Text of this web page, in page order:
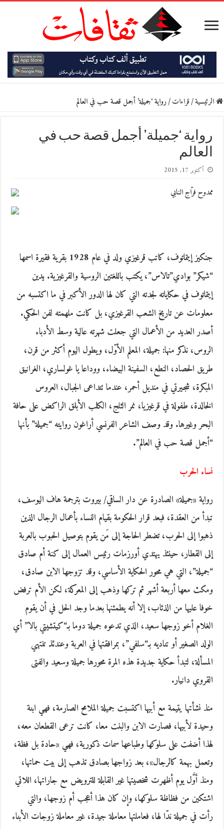
الرئيسية/قراءات/رواية ‘جميلة’ أجمل قصة حب في العالم
رواية ‘جميلة’ أجمل قصة حب في
العالم
أكتوبر 17, 2015
ممدوح فرّاج النابي
جنكيز إيتماتوف، كاتب قرغيزي ولد في عام 1928 بقرية فقيرة اسمها
“شيكر” بوادي”تالاس”، يكتب باللغتين الروسية والقرغيزية. يدين
إيتماتوف في حكاياته لجدته التي كان لها الدور الأكبر في ما اكتسبه من
معلومات عن تاريخ الشعب القرغيزي، بل كانت ملهمته لفن الحكي.
أصدر العديد من الأعمال التي جعلت شهرته عالية وسط الأدباء
الروس، نذكر منها: جميلة، المعلم الأوّل، ويطول اليوم أكثر من قرن،
طريق الحصاد، النطع، السفينة البيضاء، ووداعا يا غولساري، الغرانيق
المبكرة، شجيرتي في منديل أحمر، عندما تتداعى الجبال، العروس
الخالدة، طفولة في قرغيزيا، نمر الثلج، الكلب الأبلق الراكض على حافة
البحر وغيرها. وقد وصف الشاعر الفرنسي أراغون روايته “جميلة” بأنها
“أجمل قصة حب في العالم”.
نساء الحرب
رواية «جميلة» الصادرة عن دار الساقي/ بيروت بترجمة هاف اليوسف،
تبدأ من العقدة، فبعد قرار الحكومة بقيام النساء بأعمال الرجال الذين
ذهبوا إلى الحرب، تضطر الحاجة إلى مَن يقوم بتوصيل الحبوب بالعربة
إلى القطار، حينئذ يهتدي أورزمات رئيس العمال إلى كنة أم صادق
“جميلة”، التي هي محور الحكاية الأساسي، وقد تزوجها الابن صادق،
ومكث معها أربعة أشهر ثم تركها وذهب إلى المعركة، لكن الأم ترفض
خوفا عليها من الذئاب، إلا أنه يطمئنها بعدما وجد الحل في أن يقوم
الغلام أخو زوجها سعيد، الذي تدعوه جميلة دوما بـ“كيتشيتي بالا” أي
الولد الصغير أو تناديه بـ“سلفي”، بمرافقتها في العربة وعندئذ تنتهي
المسألة، لتبدأ حكاية جديدة هذه المرة محورها جميلة وسعيد والفتى
القروي دانيار.
منذ نشأتها يتيمة مع أبيها اكتسبت جميلة الملامح الصارمة، فهي ابنة
وحيدة لأبيها، فصارت الابن والبنت معا، كانت ترعى القطعان معه،
لهذا أضفت على سلوكها وطباعها سمات ذكورية، فهي «حادة بل فظة،
وتعمل بهمة كالرجال»، بعد زواجها بصادق تذهب إلى بيت حماتها،
ومنذ أوَّل يوم أظهرت شخصيتها غير القابلة للترويض مع جاراتها، اللاتي
اشتكين من فظاظة سلوكها، وإن كان هذا أعجب أم زوجها، والتي
رأت في جميلة ندّا لها، فعاملتها معاملة جيدة، غير معاملة زوجات الأبناء